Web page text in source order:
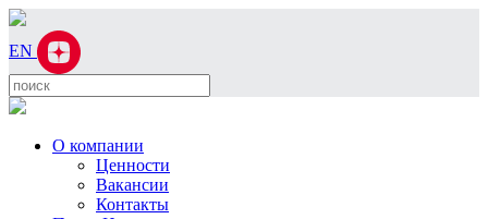
EN
О компании
Ценности
Вакансии
Контакты